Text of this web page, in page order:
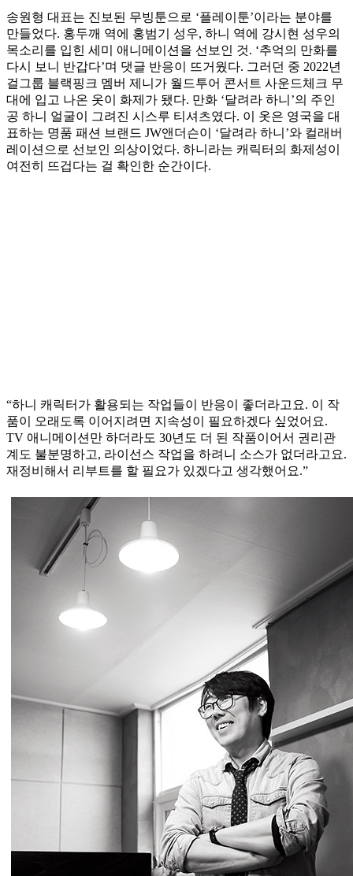
송원형 대표는 진보된 무빙툰으로 ‘플레이툰’이라는 분야를
만들었다. 홍두깨 역에 홍범기 성우, 하니 역에 강시현 성우의
목소리를 입힌 세미 애니메이션을 선보인 것. ‘추억의 만화를
다시 보니 반갑다’며 댓글 반응이 뜨거웠다. 그러던 중 2022년
걸그룹 블랙핑크 멤버 제니가 월드투어 콘서트 사운드체크 무
대에 입고 나온 옷이 화제가 됐다. 만화 ‘달려라 하니’의 주인
공 하니 얼굴이 그려진 시스루 티셔츠였다. 이 옷은 영국을 대
표하는 명품 패션 브랜드 JW앤더슨이 ‘달려라 하니’와 컬래버
레이션으로 선보인 의상이었다. 하니라는 캐릭터의 화제성이
여전히 뜨겁다는 걸 확인한 순간이다.
“하니 캐릭터가 활용되는 작업들이 반응이 좋더라고요. 이 작
품이 오래도록 이어지려면 지속성이 필요하겠다 싶었어요.
TV 애니메이션만 하더라도 30년도 더 된 작품이어서 권리관
계도 불분명하고, 라이선스 작업을 하려니 소스가 없더라고요.
재정비해서 리부트를 할 필요가 있겠다고 생각했어요.”